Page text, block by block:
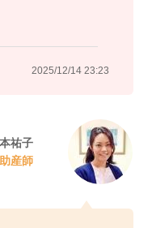
2025/12/14 23:23
祐子
助産師